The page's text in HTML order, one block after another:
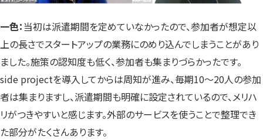
一色：当初は派遣期間を定めていなかったので、参加者が想定以
上の長さでスタートアップの業務にのめり込んでしまうことがあり
ました。施策の認知度も低く、参加者も集まりづらかったです。
side projectを導入してからは周知が進み、毎期10～20人の参加
者は集まりますし、派遣期間も明確に設定されているので、メリハ
リがつきやすいと感じます。外部のサービスを使うことで整理でき
た部分がたくさんあります。